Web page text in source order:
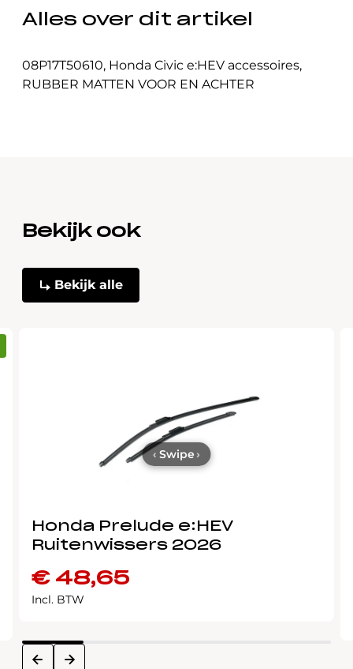
Alles over dit artikel
08P17T50610, Honda Civic e:HEV accessoires,
RUBBER MATTEN VOOR EN ACHTER
Bekijk ook
Bekijk alle
Honda Prelude e:HEV
Ruitenwissers 2026
€48,65
Incl. BTW
prev next
‹ Swipe ›